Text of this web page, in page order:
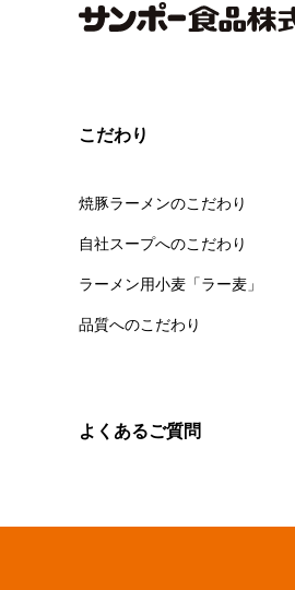
こだわり
焼豚ラーメンのこだわり
自社スープへのこだわり
ラーメン用小麦「ラー麦」
品質へのこだわり
よくあるご質問